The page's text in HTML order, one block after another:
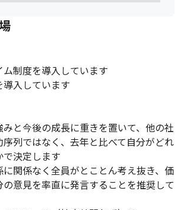
ム制度を導入しています
導入しています
みと今後の成長に重きを置いて、他の社
序列ではなく、去年と比べて自分がどれ
決定します
に関係なく全員がとことん考え抜き、価
意見を率直に発言することを推奨して